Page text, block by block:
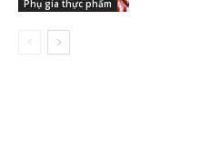
Phụ gia thực phẩm